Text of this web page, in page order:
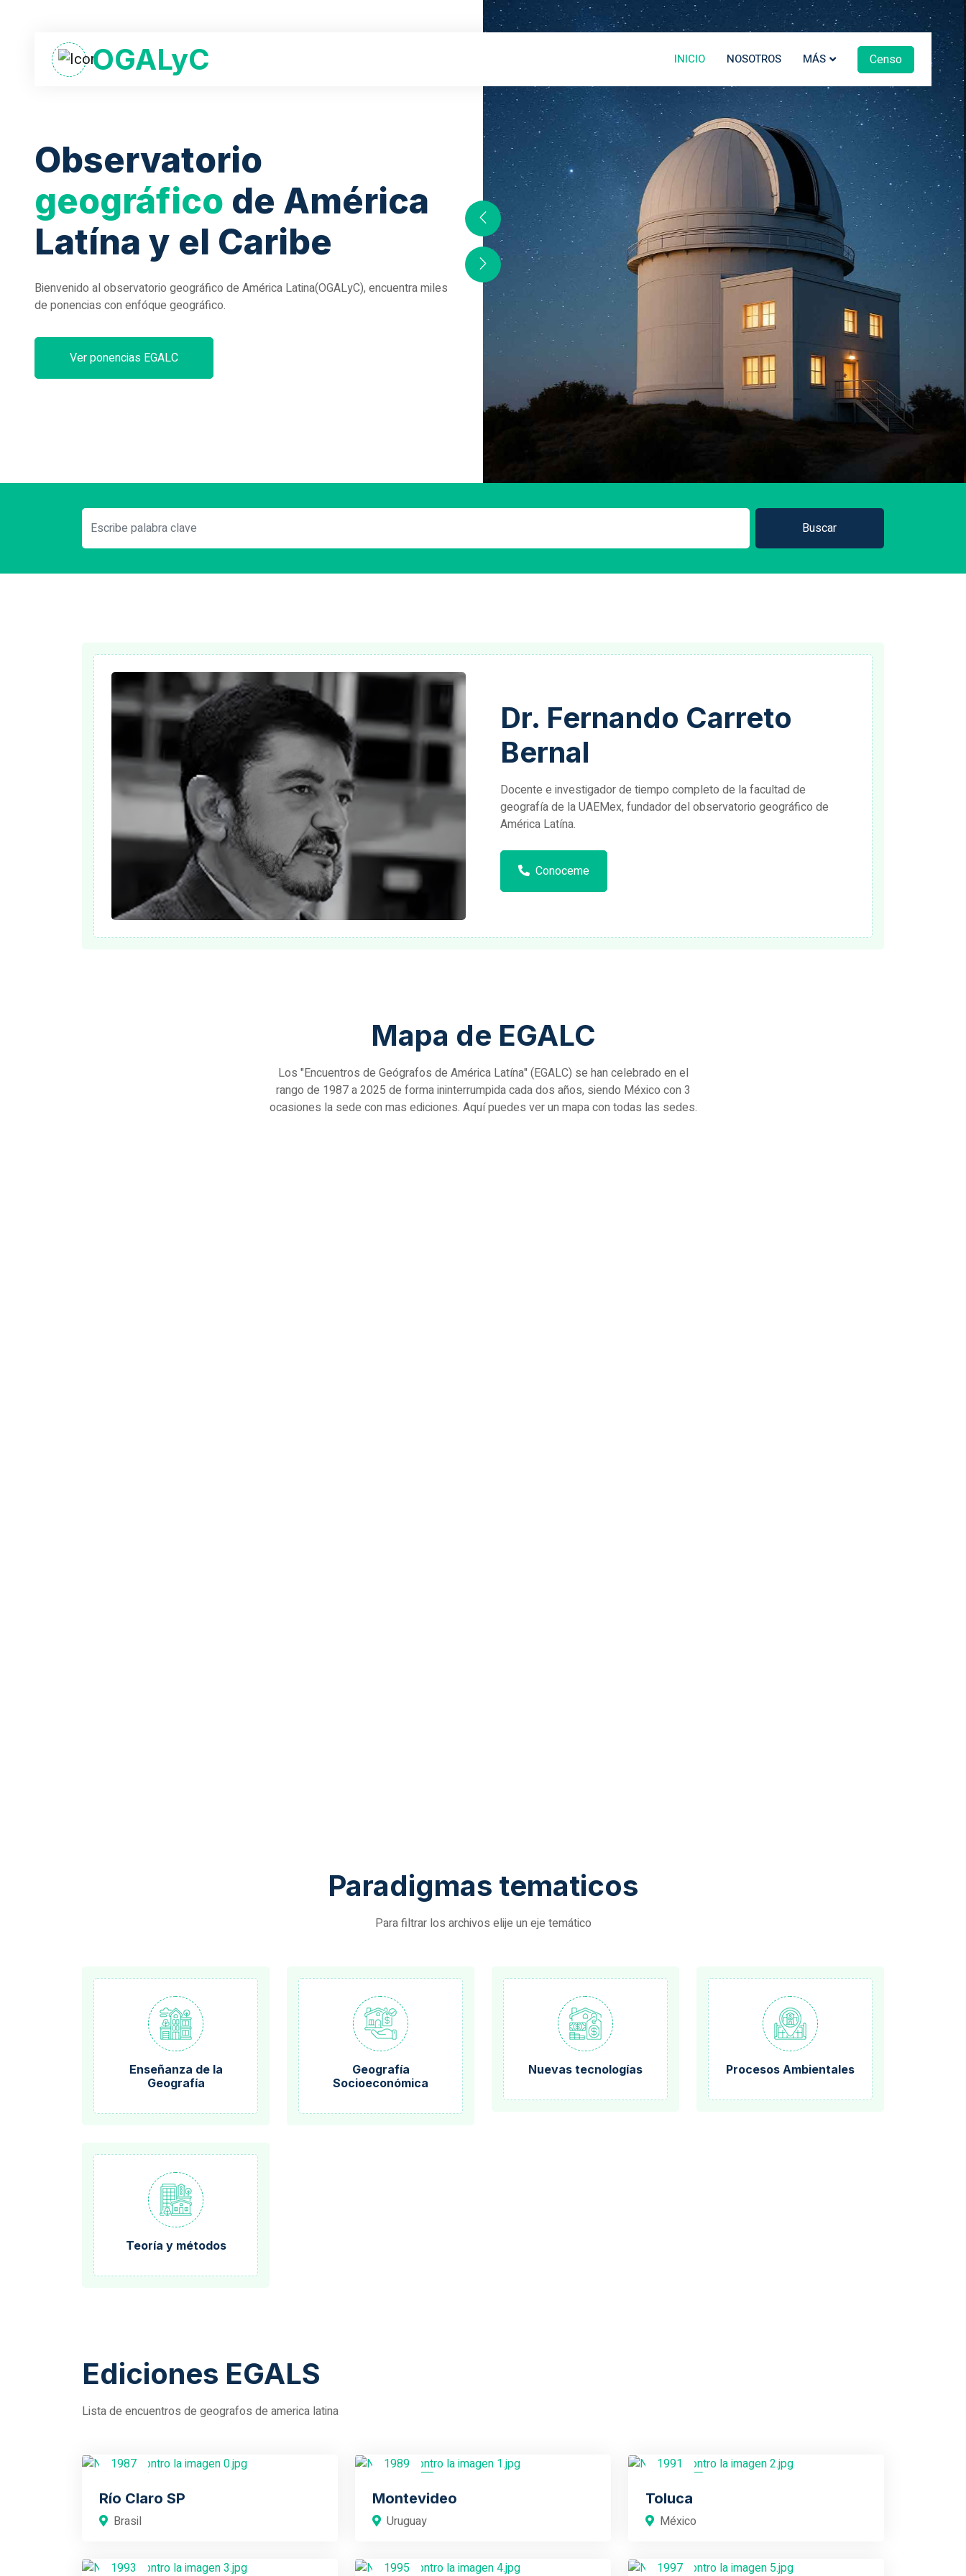
OGALyC INICIO NOSOTROS MÁS Censo
Observatorio
geográfico de América
Latína y el Caribe
Bienvenido al observatorio geográfico de América Latina(OGALyC), encuentra miles
de ponencias con enfóque geográfico.
Ver ponencias EGALC
Buscar
Dr. Fernando Carreto
Bernal
Docente e investigador de tiempo completo de la facultad de
geografía de la UAEMex, fundador del observatorio geográfico de
América Latína.
Conoceme
Mapa de EGALC
Los "Encuentros de Geógrafos de América Latína" (EGALC) se han celebrado en el
rango de 1987 a 2025 de forma ininterrumpida cada dos años, siendo México con 3
ocasiones la sede con mas ediciones. Aquí puedes ver un mapa con todas las sedes.
Paradigmas tematicos
Para filtrar los archivos elije un eje temático
Enseñanza de la
Geografía
Geografía
Socioeconómica
Nuevas tecnologías Procesos Ambientales
Teoría y métodos
Ediciones EGALS
Lista de encuentros de geografos de america latina
1987
Río Claro SP
Brasil
1989
Montevideo
Uruguay
1991
Toluca
México
1993 1995 1997